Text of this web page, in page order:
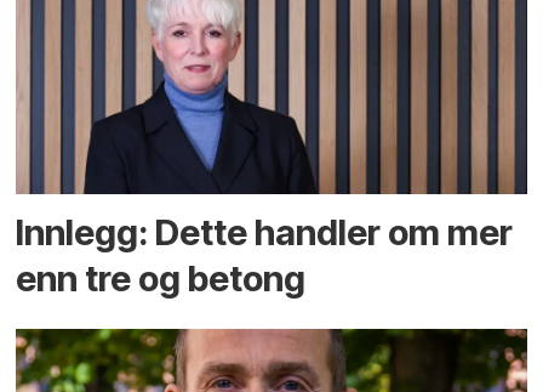
Innlegg: Dette handler om mer
enn tre og betong